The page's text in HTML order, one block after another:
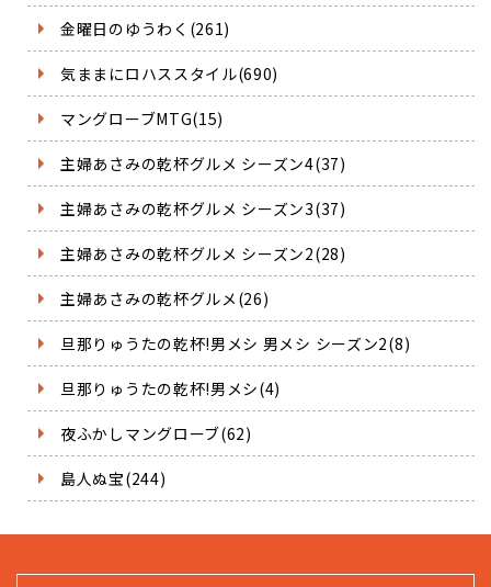
金曜日のゆうわく(261)
気ままにロハススタイル(690)
マングローブMTG(15)
主婦あさみの乾杯グルメ シーズン4(37)
主婦あさみの乾杯グルメ シーズン3(37)
主婦あさみの乾杯グルメ シーズン2(28)
主婦あさみの乾杯グルメ(26)
旦那りゅうたの乾杯!男メシ 男メシ シーズン2(8)
旦那りゅうたの乾杯!男メシ(4)
夜ふかしマングローブ(62)
島人ぬ宝(244)